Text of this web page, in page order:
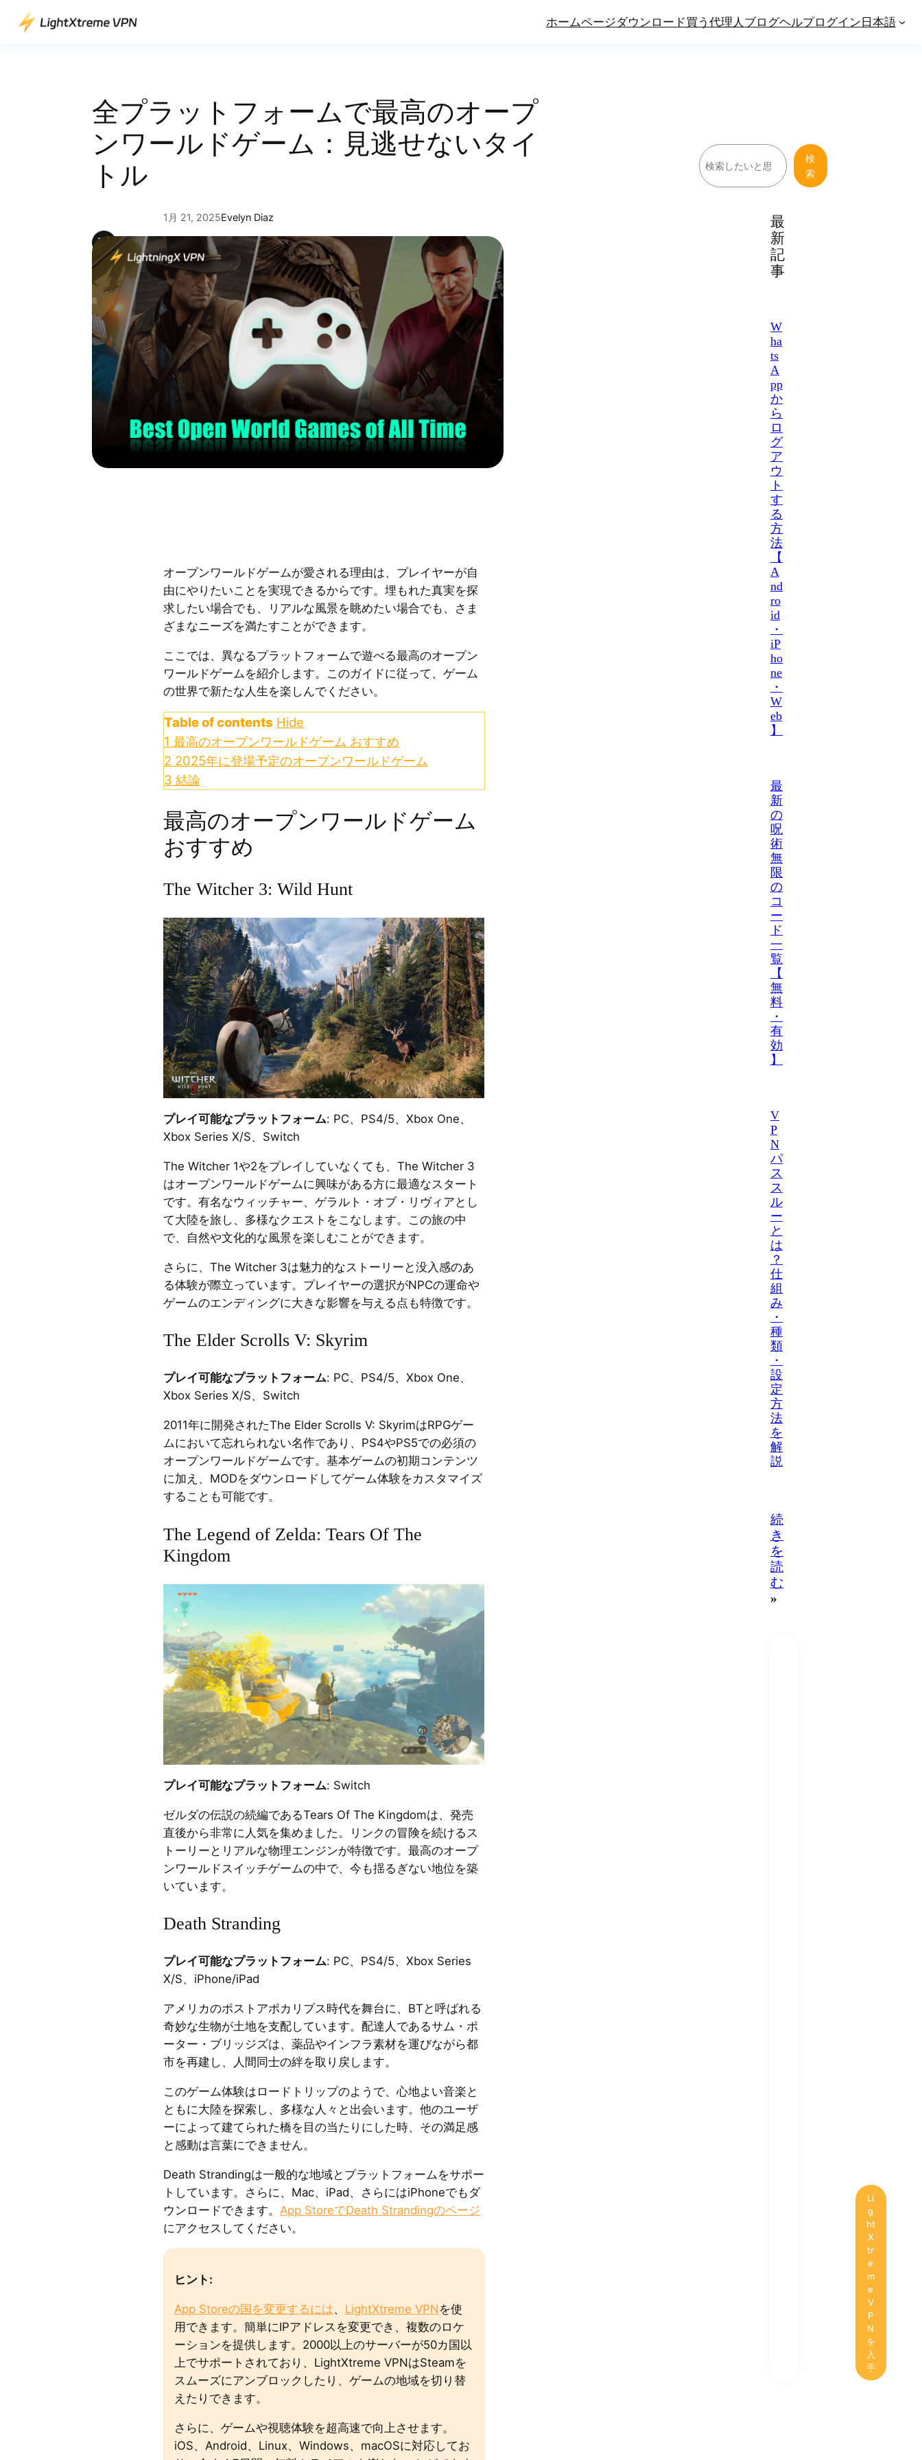
ホームページダウンロード買う 代理人 ブログヘルプログイン日本語
全プラットフォームで最高のオープ
ンワールドゲーム：見逃せないタイ
トル
1月 21, 2025Evelyn Diaz
オープンワールドゲームが愛される理由は、プレイヤーが自
由にやりたいことを実現できるからです。埋もれた真実を探
求したい場合でも、リアルな風景を眺めたい場合でも、さま
ざまなニーズを満たすことができます。
ここでは、異なるプラットフォームで遊べる最高のオープン
ワールドゲームを紹介します。このガイドに従って、ゲーム
の世界で新たな人生を楽しんでください。
Table of contents Hide
1 最高のオープンワールドゲーム おすすめ
2 2025年に登場予定のオープンワールドゲーム
3 結論
最高のオープンワールドゲーム
おすすめ
The Witcher 3: Wild Hunt
プレイ可能なプラットフォーム: PC、PS4/5、Xbox One、
Xbox Series X/S、Switch
The Witcher 1や2をプレイしていなくても、The Witcher 3
はオープンワールドゲームに興味がある方に最適なスタート
です。有名なウィッチャー、ゲラルト・オブ・リヴィアとし
て大陸を旅し、多様なクエストをこなします。この旅の中
で、自然や文化的な風景を楽しむことができます。
さらに、The Witcher 3は魅力的なストーリーと没入感のあ
る体験が際立っています。プレイヤーの選択がNPCの運命や
ゲームのエンディングに大きな影響を与える点も特徴です。
The Elder Scrolls V: Skyrim
プレイ可能なプラットフォーム: PC、PS4/5、Xbox One、
Xbox Series X/S、Switch
2011年に開発されたThe Elder Scrolls V: SkyrimはRPGゲー
ムにおいて忘れられない名作であり、PS4やPS5での必須の
オープンワールドゲームです。基本ゲームの初期コンテンツ
に加え、MODをダウンロードしてゲーム体験をカスタマイズ
することも可能です。
The Legend of Zelda: Tears Of The
Kingdom
プレイ可能なプラットフォーム: Switch
ゼルダの伝説の続編であるTears Of The Kingdomは、発売
直後から非常に人気を集めました。リンクの冒険を続けるス
トーリーとリアルな物理エンジンが特徴です。最高のオープ
ンワールドスイッチゲームの中で、今も揺るぎない地位を築
いています。
Death Stranding
プレイ可能なプラットフォーム: PC、PS4/5、Xbox Series
X/S、iPhone/iPad
アメリカのポストアポカリプス時代を舞台に、BTと呼ばれる
奇妙な生物が土地を支配しています。配達人であるサム・ポ
ーター・ブリッジズは、薬品やインフラ素材を運びながら都
市を再建し、人間同士の絆を取り戻します。
このゲーム体験はロードトリップのようで、心地よい音楽と
ともに大陸を探索し、多様な人々と出会います。他のユーザ
ーによって建てられた橋を目の当たりにした時、その満足感
と感動は言葉にできません。
Death Strandingは一般的な地域とプラットフォームをサポー
トしています。さらに、Mac、iPad、さらにはiPhoneでもダ
ウンロードできます。 App StoreでDeath Strandingのページ
にアクセスしてください。
ヒント:
App Storeの国を変更するには、 LightXtreme VPN を使
用できます。簡単にIPアドレスを変更でき、複数のロケ
ーションを提供します。2000以上のサーバーが50カ国以
上でサポートされており、LightXtreme VPNはSteamを
スムーズにアンブロックしたり、ゲームの地域を切り替
えたりできます。
さらに、ゲームや視聴体験を超高速で向上させます。
iOS、Android、Linux、Windows、macOSに対応してお
検
索
検
索
最
新
記
事
W
ha
ts
A
pp
か
ら
ロ
グ
ア
ウ
ト
す
る
方
法
【
A
nd
ro
id
・
iP
ho
ne
・
W
eb
】
最
新
の
呪
術
無
限
の
コ
ー
ド
一
覧
【
無
料
・
有
効
】
V
P
N
パ
ス
ス
ル
ー
と
は
？
仕
組
み
・
種
類
・
設
定
方
法
を
解
説
続
き
を
読
む
»
Li
g
ht
X
tr
e
m
e
V
P
N
を
入
手